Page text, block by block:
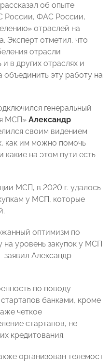
об опыте
России, ФАС России,
отраслей на
Эксперт отметил, что
отрасли
в других отраслях и
эту работу на
генеральный
МСП» Александр
своим видением
как им можно помочь
какие на этом пути есть
МСП, в 2020 г. удалось
у МСП, которые
оптимизм по
на уровень закупок у МСП
заявил Александр
по поводу
банками, кроме
четкое
стартапов, не
кредитования.
организован телемост